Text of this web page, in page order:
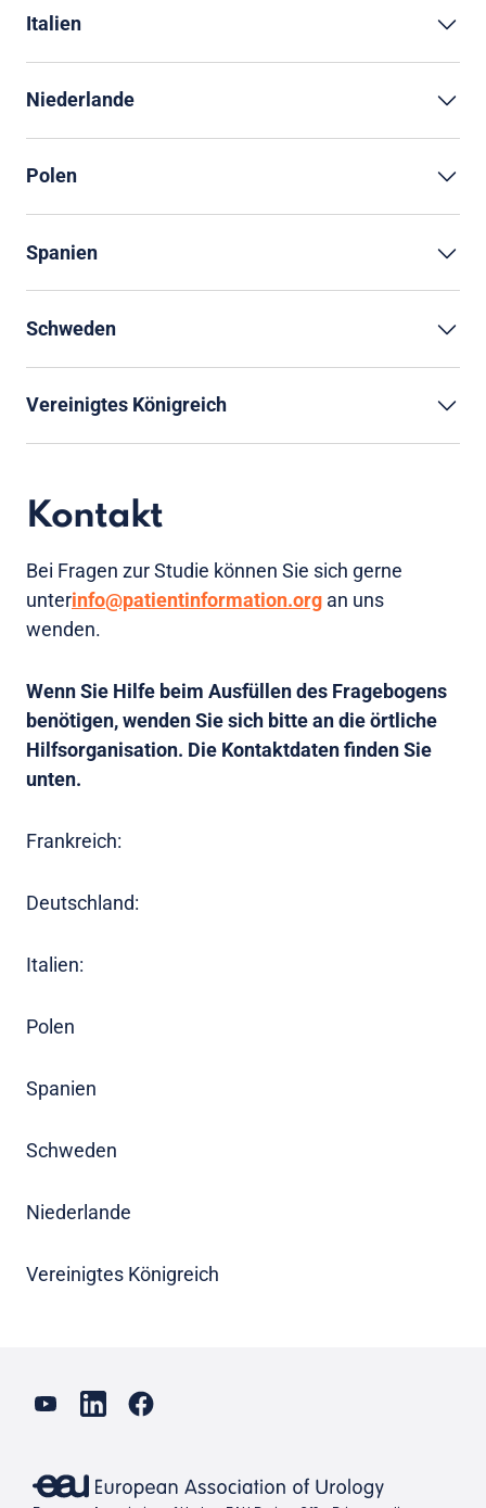
Italien
Niederlande
Polen
Spanien
Schweden
Vereinigtes Königreich
Kontakt
Bei Fragen zur Studie können Sie sich gerne
unterinfo@patientinformation.org an uns
wenden.
Wenn Sie Hilfe beim Ausfüllen des Fragebogens
benötigen, wenden Sie sich bitte an die örtliche
Hilfsorganisation. Die Kontaktdaten finden Sie
unten.
Frankreich:
Deutschland:
Italien:
Polen
Spanien
Schweden
Niederlande
Vereinigtes Königreich